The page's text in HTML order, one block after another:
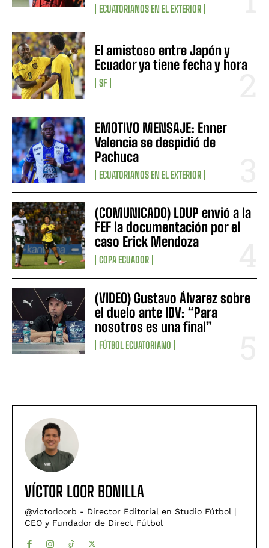
ECUATORIANOS EN EL EXTERIOR
El amistoso entre Japón y
Ecuador ya tiene fecha y hora
SF
EMOTIVO MENSAJE: Enner
Valencia se despidió de
Pachuca
ECUATORIANOS EN EL EXTERIOR
(COMUNICADO) LDUP envió a la
FEF la documentación por el
caso Erick Mendoza
COPA ECUADOR
(VIDEO) Gustavo Álvarez sobre
el duelo ante IDV: “Para
nosotros es una final”
FÚTBOL ECUATORIANO
VÍCTOR LOOR BONILLA
@victorloorb - Director Editorial en Studio Fútbol |
CEO y Fundador de Direct Fútbol